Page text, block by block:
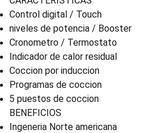
Control digital / Touch
niveles de potencia / Booster
Cronometro / Termostato
Indicador de calor residual
Coccion por induccion
Programas de coccion
5 puestos de coccion
BENEFICIOS
Ingeneria Norte americana